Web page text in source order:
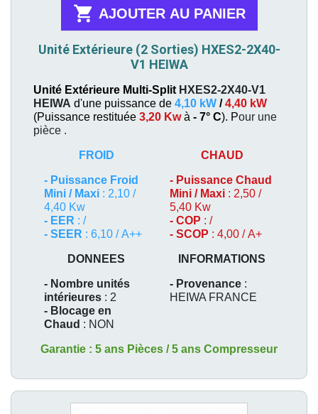
 AJOUTER AU PANIER
Unité Extérieure (2 Sorties) HXES2-2X40-
V1 HEIWA
Unité Extérieure Multi-Split HXES2-2X40-V1
HEIWA d'une puissance de 4,10 kW /4,40 kW
(Puissance restituée 3,20 Kwà - 7° C). Pour une
pièce .
FROID
- Puissance Froid
Mini / Maxi : 2,10 /
4,40 Kw
- EER : /
- SEER : 6,10 / A++
CHAUD
- Puissance Chaud
Mini / Maxi : 2,50 /
5,40 Kw
- COP : /
- SCOP : 4,00 / A+
DONNEES
- Nombre unités
intérieures : 2
- Blocage en
Chaud : NON
INFORMATIONS
- Provenance :
HEIWA FRANCE
Garantie : 5 ans Pièces / 5 ans Compresseur